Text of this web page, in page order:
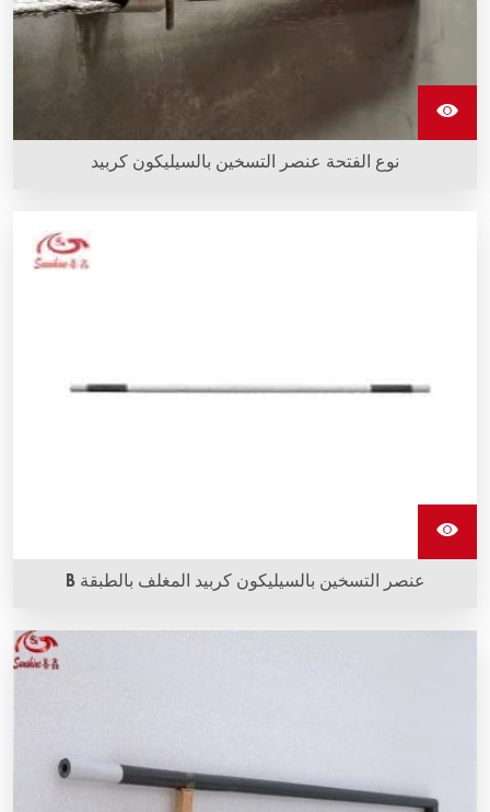
نوع الفتحة عنصر التسخين بالسيليكون كربيد
عنصر التسخين بالسيليكون كربيد المغلف بالطبقة B
عناصر التسخين من السيليكون كربيد المغطاة بالنيتروجين (B) تتكون
من طبقة من النتريد على سطح عنصر التسخين. يمكن لهذه الطبقة